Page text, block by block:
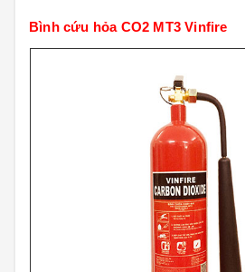
Bình cứu hỏa CO2 MT3 Vinfire